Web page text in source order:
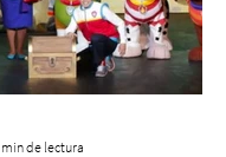
de lectura